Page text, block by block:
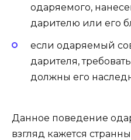
одаряемого,
дарителю или его
если одаряемый
дарителя,
должны его
Данное поведение
взгляд кажется